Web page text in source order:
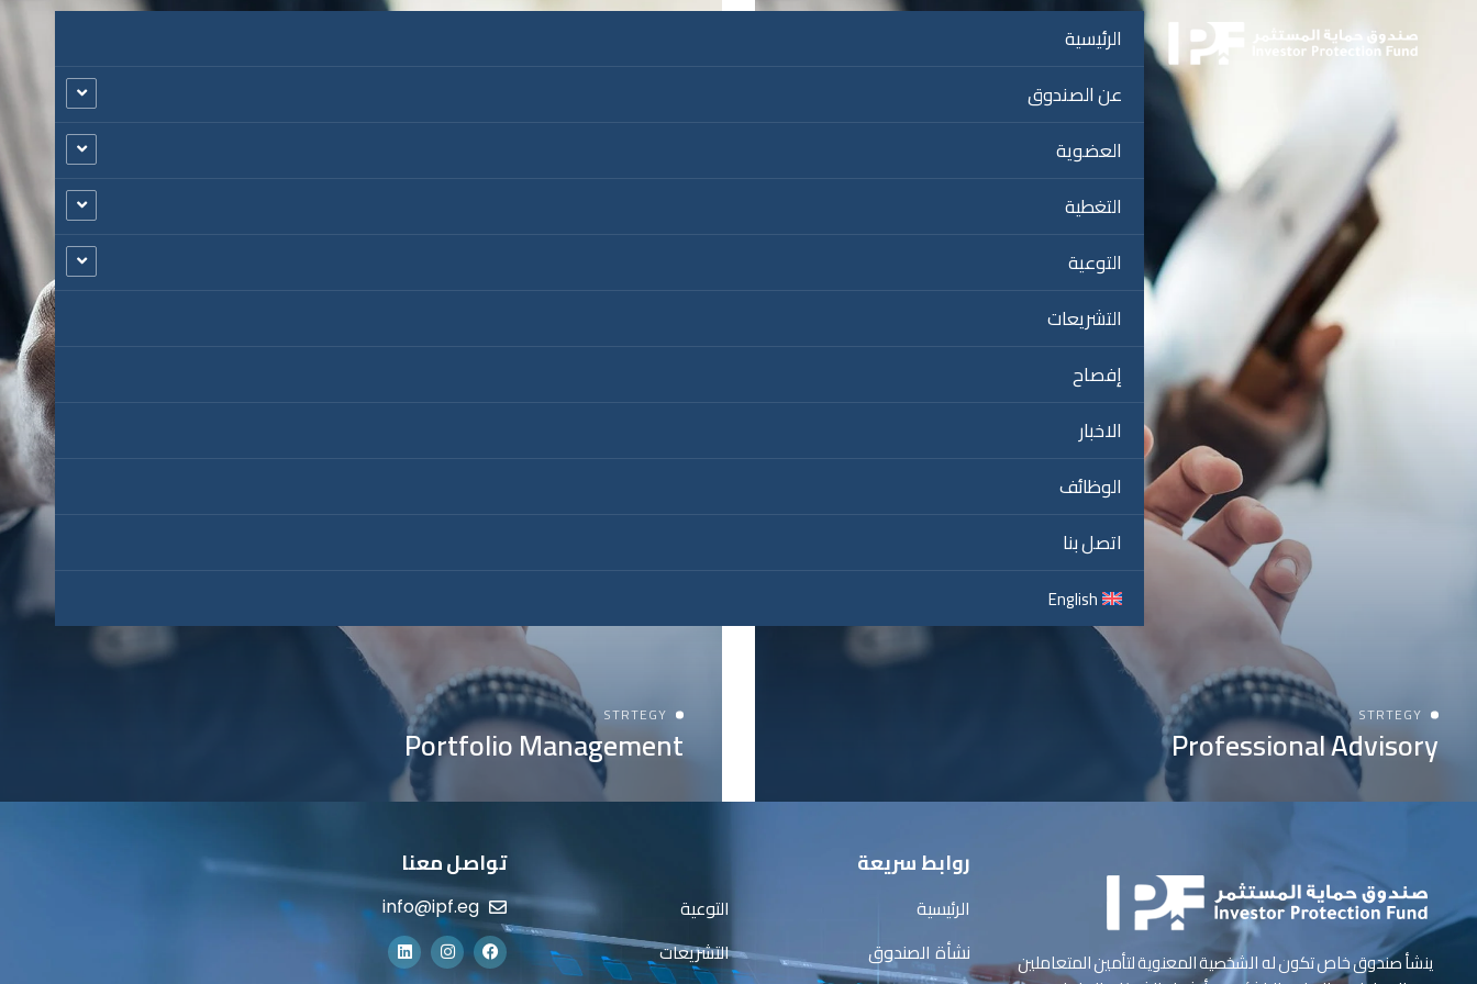
الرئيسية
عن الصندوق
العضوية
التغطية
التوعية
التشريعات
إفصاح
الاخبار
الوظائف
اتصل بنا
English
STRTEGY
Professional Advisory
STRTEGY
Portfolio Management
ينشأ صندوق خاص تكون له الشخصية المعنوية لتأمين المتعاملين
روابط سريعة
الرئيسية
نشأة الصندوق
التوعية
التشريعات
تواصل معنا
info@ipf.eg